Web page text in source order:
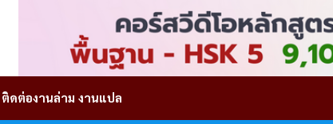
ติดต่องานล่าม งานแปล